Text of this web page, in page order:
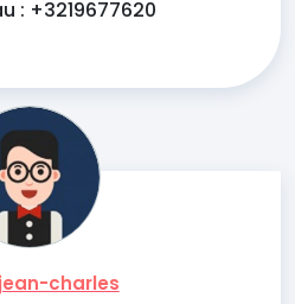
: +3219677620
jean-charles